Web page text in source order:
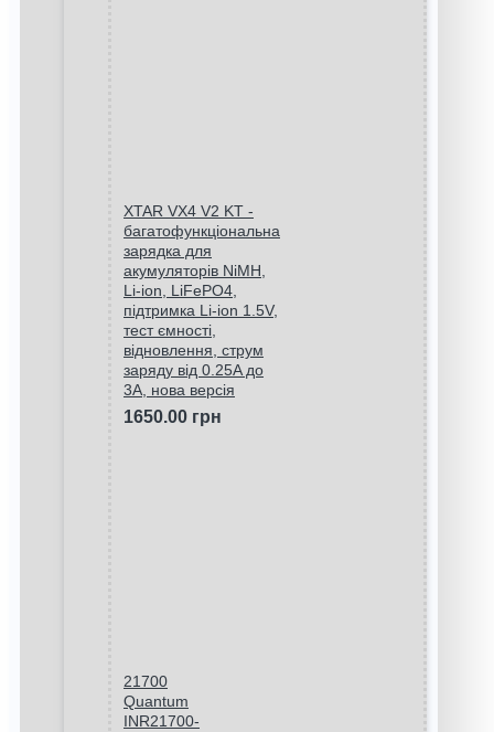
XTAR VX4 V2 KT -
багатофункціональна
зарядка для
акумуляторів NiMH,
Li-ion, LiFePO4,
підтримка Li-ion 1.5V,
тест ємності,
відновлення, струм
заряду від 0.25A до
3A, нова версія
1650.00 грн
21700
Quantum
INR21700-